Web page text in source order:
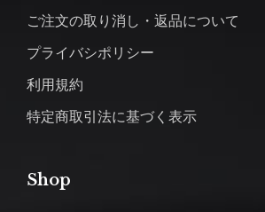
ご注文の取り消し・返品について
プライバシポリシー
利用規約
特定商取引法に基づく表示
Shop